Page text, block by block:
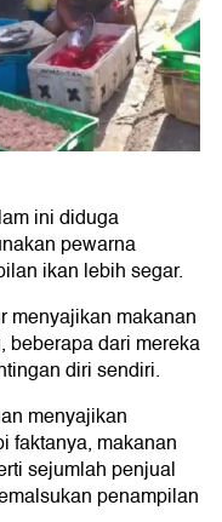
ini diduga
pewarna
ikan lebih segar.
menyajikan makanan
beberapa dari mereka
diri sendiri.
menyajikan
faktanya, makanan
sejumlah penjual
penampilan